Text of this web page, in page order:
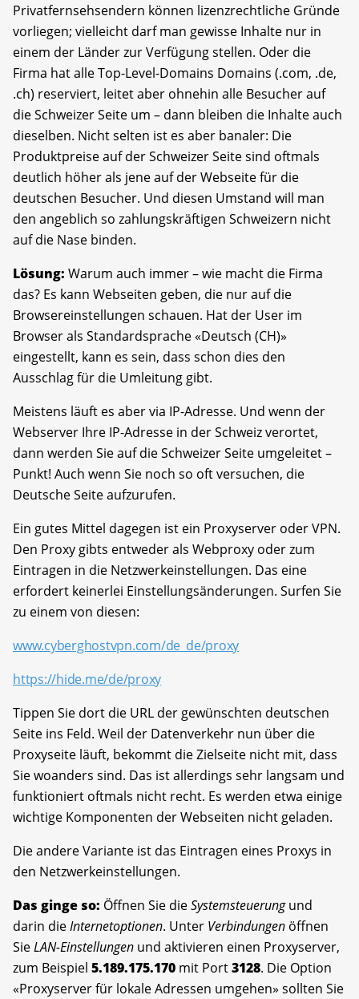
Privatfernsehsendern können lizenzrechtliche Gründe
vorliegen; vielleicht darf man gewisse Inhalte nur in
einem der Länder zur Verfügung stellen. Oder die
Firma hat alle Top-Level-Domains Domains (.com, .de,
.ch) reserviert, leitet aber ohnehin alle Besucher auf
die Schweizer Seite um – dann bleiben die Inhalte auch
dieselben. Nicht selten ist es aber banaler: Die
Produktpreise auf der Schweizer Seite sind oftmals
deutlich höher als jene auf der Webseite für die
deutschen Besucher. Und diesen Umstand will man
den angeblich so zahlungskräftigen Schweizern nicht
auf die Nase binden.
Lösung: Warum auch immer – wie macht die Firma
das? Es kann Webseiten geben, die nur auf die
Browsereinstellungen schauen. Hat der User im
Browser als Standardsprache «Deutsch (CH)»
eingestellt, kann es sein, dass schon dies den
Ausschlag für die Umleitung gibt.
Meistens läuft es aber via IP-Adresse. Und wenn der
Webserver Ihre IP-Adresse in der Schweiz verortet,
dann werden Sie auf die Schweizer Seite umgeleitet –
Punkt! Auch wenn Sie noch so oft versuchen, die
Deutsche Seite aufzurufen.
Ein gutes Mittel dagegen ist ein Proxyserver oder VPN.
Den Proxy gibts entweder als Webproxy oder zum
Eintragen in die Netzwerkeinstellungen. Das eine
erfordert keinerlei Einstellungsänderungen. Surfen Sie
zu einem von diesen:
www.cyberghostvpn.com/de_de/proxy
https://hide.me/de/proxy
Tippen Sie dort die URL der gewünschten deutschen
Seite ins Feld. Weil der Datenverkehr nun über die
Proxyseite läuft, bekommt die Zielseite nicht mit, dass
Sie woanders sind. Das ist allerdings sehr langsam und
funktioniert oftmals nicht recht. Es werden etwa einige
wichtige Komponenten der Webseiten nicht geladen.
Die andere Variante ist das Eintragen eines Proxys in
den Netzwerkeinstellungen.
Das ginge so: Öffnen Sie dieSystemsteuerungund
darin dieInternetoptionen. Unter Verbindungen öffnen
SieLAN-Einstellungen und aktivieren einen Proxyserver,
zum Beispiel 5.189.175.170 mit Port3128. Die Option
«Proxyserver für lokale Adressen umgehen» sollten Sie